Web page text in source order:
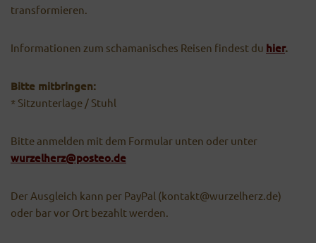
transformieren.
Informationen zum schamanisches Reisen findest du hier.
Bitte mitbringen:
* Sitzunterlage / Stuhl
Bitte anmelden mit dem Formular unten oder unter
wurzelherz@posteo.de
Der Ausgleich kann per PayPal (kontakt@wurzelherz.de)
oder bar vor Ort bezahlt werden.